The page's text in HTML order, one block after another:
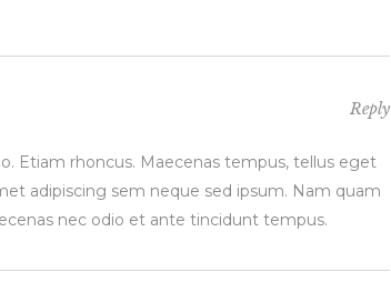
Reply
Etiam rhoncus. Maecenas tempus, tellus eget
adipiscing sem neque sed ipsum. Nam quam
nec odio et ante tincidunt tempus.